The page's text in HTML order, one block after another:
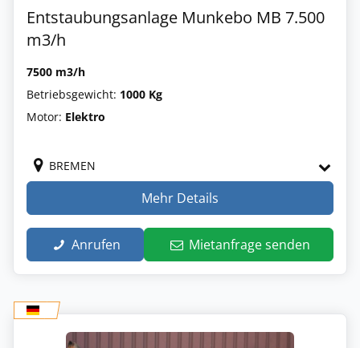
Entstaubungsanlage Munkebo MB 7.500
m3/h
7500 m3/h
Betriebsgewicht: 1000 Kg
Motor: Elektro
BREMEN
Mehr Details
Anrufen Mietanfrage senden